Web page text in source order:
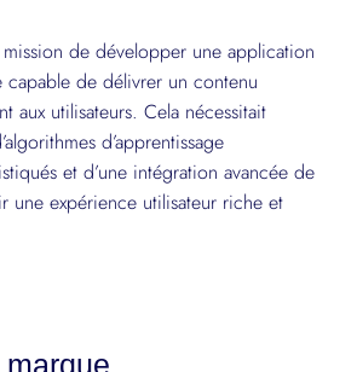
de développer une application
de délivrer un contenu
aux utilisateurs. Cela nécessitait
d’apprentissage
et d’une intégration avancée de
une expérience utilisateur riche et